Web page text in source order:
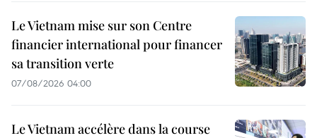
Le Vietnam mise sur son Centre
financier international pour financer
sa transition verte
07/08/2026 04:00
Le Vietnam accélère dans la course